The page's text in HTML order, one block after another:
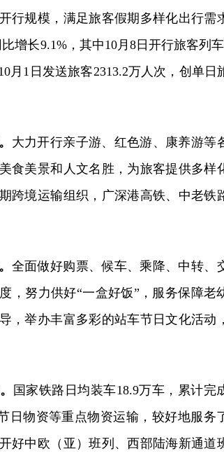
行规模，满足旅客假期多样化出行需
增长9.1%，其中10月8日开行旅客列车
月1日发送旅客2313.2万人次，创单日
大力开行亲子游、红色游、康养游等
食美景和人文名胜，为旅客提供多样
跨境运输组织，广深港高铁、中老铁
全面做好购票、候车、乘降、中转、
，努力供好“一盒好饭”，服务保障老
，举办丰富多彩的站车节日文化活动
国家铁路日均装车18.9万车，累计完
日物资等重点物资运输，较好地服务
好中欧（亚）班列、西部陆海新通道